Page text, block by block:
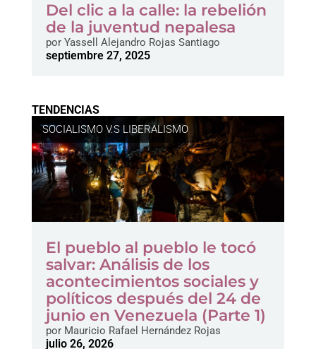
Del clic a la calle: la rebelión
de la juventud nepalesa
porYassell Alejandro Rojas Santiago
septiembre 27, 2025
TENDENCIAS
SOCIALISMO V.S LIBERALISMO
El pueblo al pueblo le tocó
salvar: Análisis de los
acontecimientos sociales y
políticos después del 24 de
junio en Venezuela (Parte 1)
porMauricio Rafael Hernández Rojas
julio 26, 2026